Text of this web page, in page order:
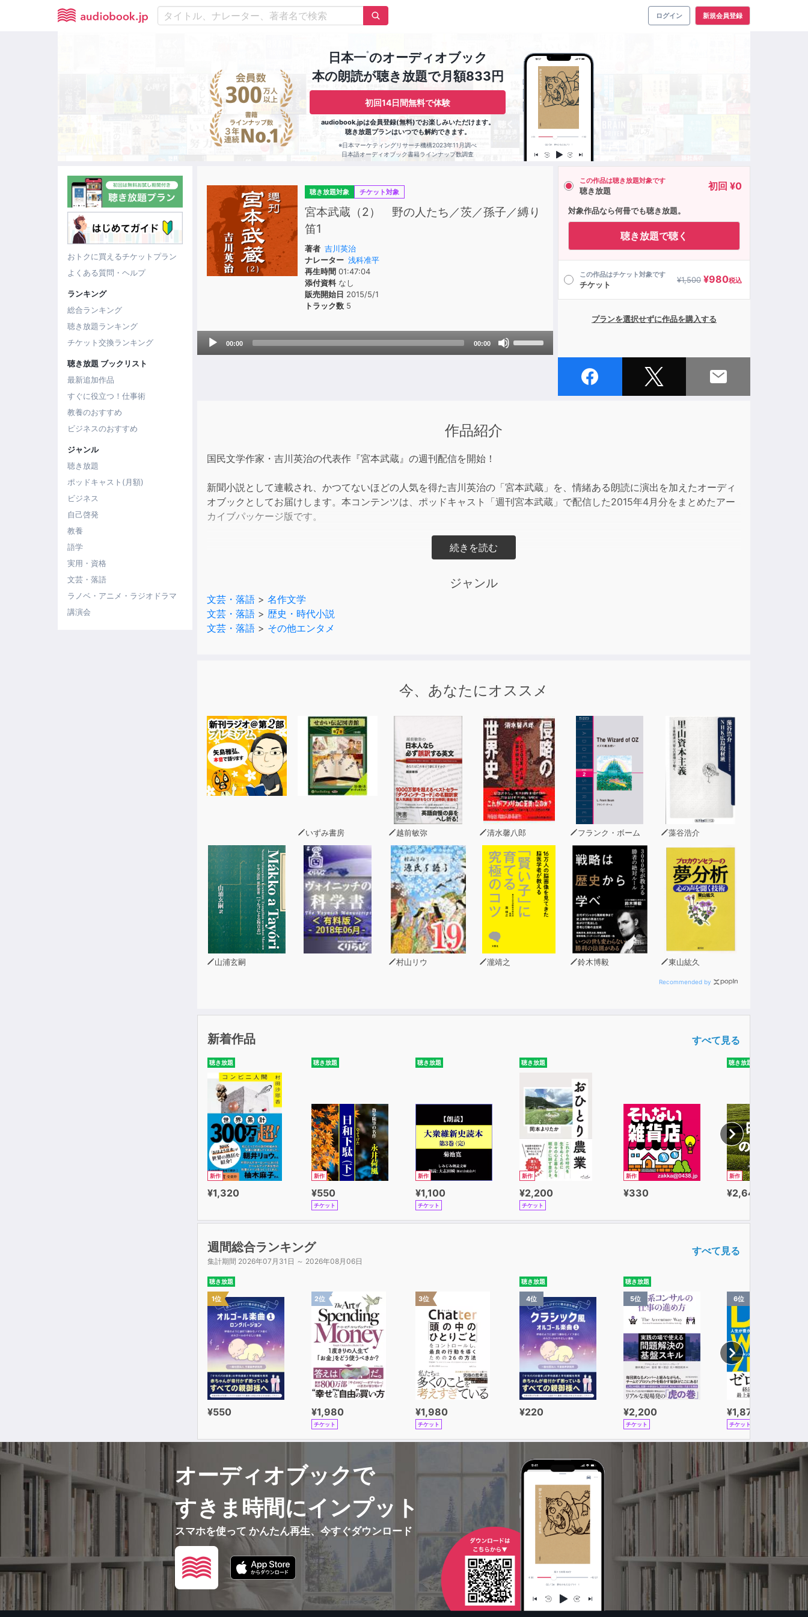
ログイン 新規会員登録
日本一※のオーディオブック
本の朗読が聴き放題で月額833円
初回14日間無料で体験
audiobook.jpは会員登録(無料)でお楽しみいただけます。
聴き放題プランはいつでも解約できます。
※日本マーケティングリサーチ機構2023年11月調べ
日本語オーディオブック書籍ラインナップ数調査
おトクに買えるチケットプラン
よくある質問・ヘルプ
ランキング
総合ランキング
聴き放題ランキング
チケット交換ランキング
聴き放題 ブックリスト
最新追加作品
すぐに役立つ！仕事術
教養のおすすめ
ビジネスのおすすめ
ジャンル
聴き放題
ポッドキャスト(月額)
ビジネス
自己啓発
教養
語学
実用・資格
文芸・落語
ラノベ・アニメ・ラジオドラマ
講演会
聴き放題対象 チケット対象
宮本武蔵（2） 野の人たち／茨／孫子／縛り
笛1
著者 吉川英治
ナレーター 浅科准平
再生時間 01:47:04
添付資料なし
販売開始日 2015/5/1
トラック数 5
Audio
00:00 00:00
この作品は聴き放題対象です
聴き放題 初回 ¥0
対象作品なら何冊でも聴き放題。
聴き放題で聴く
この作品はチケット対象です
チケット ¥1,500 ¥980税込
プランを選択せずに作品を購入する
作品紹介
国民文学作家・吉川英治の代表作『宮本武蔵』の週刊配信を開始！
新聞小説として連載され、かつてないほどの人気を得た吉川英治の「宮本武蔵」を、情緒ある朗読に演出を加えたオーディ
オブックとしてお届けします。本コンテンツは、ポッドキャスト「週刊宮本武蔵」で配信した2015年4月分をまとめたアー
カイブパッケージ版です。
お杉は怒りに震えた。又八を死なせた揚句、武蔵だけのこのこと故郷へ帰ってきたと考えたからである。たまらずお杉は真
相を確かめに武蔵の姉・お吟のいる新免家を訪ねるが、武蔵の姿は見当たらない。お杉は武蔵を出せと言い立てるが、安否
を知る由もないお吟には答える術がなかった。
村で起こっている事などを聞き出した。武蔵は、姉を救いに行く事を心に決め、まずは又八についての真相を伝えるため、
第7話 孫子
追手を殺し続ける武蔵に怖れを抱き始めたお通は、ある日届いた手紙の内容を読み、更にひどく心を病んでしまった。そん
な折、寺に泊まりこんでいた武士の大将は晩酌の相手をさせるため、お通を探していた。沢庵が部屋でうつ伏していたお通
を見つけるが、彼女は頭痛を訴え、動こうとはしなかった。やむを得ずお通に付き添って酌の場へ向かう事となり、武士か
らの反感を買う沢庵であったが、持ち前の饒舌で武士を圧倒するのだった。
３日以内に武蔵を捉えられなければ首を吊る、という約束を武士との間に交わした沢庵。しかし相変わらず、沢庵は吞気な
様子で過ごしている。翌日の晩、彼はお通を誘い山へ入るが、そこでもじっと、ただ座っているだけであった。お通はそん
な様子の沢庵を見て、いよいよ疑念を抱き始めるのであった。
ジャンル
文芸・落語 > 名作文学
文芸・落語 > 歴史・時代小説
文芸・落語 > その他エンタメ
今、あなたにオススメ
いずみ書房 越前敏弥 清水馨八郎 フランク・ボーム 藻谷浩介
山浦玄嗣 村山リウ 瀧靖之 鈴木博毅 東山紘久
Recommended by
新着作品 すべて見る
聴き放題
新作
¥1,320
聴き放題
新作
¥550
チケット
聴き放題
新作
¥1,100
チケット
聴き放題
新作
¥2,200
チケット
新作
¥330
聴き放題
新作
¥2,640
週間総合ランキング
集計期間 2026年07月31日 ～ 2026年08月06日
すべて見る
聴き放題
1位
¥550
2位
¥1,980
チケット
3位
¥1,980
チケット
聴き放題
4位
¥220
聴き放題
5位
¥2,200
チケット
6位
¥1,870
チケット
オーディオブックで
すきま時間にインプット
スマホを使って かんたん再生、今すぐダウンロード